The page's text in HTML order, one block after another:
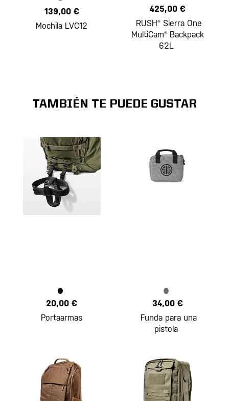
139,00 €
Mochila LVC12
425,00 €
RUSH® Sierra One
MultiCam® Backpack
62L
TAMBIÉN TE PUEDE GUSTAR
20,00 €
Portaarmas
34,00 €
Funda para una
pistola